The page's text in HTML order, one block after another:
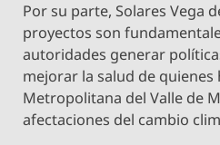
Por su parte, Solares Vega
proyectos son
autoridades generar
mejorar la salud de quienes
Metropolitana del Valle de
afectaciones del cambio